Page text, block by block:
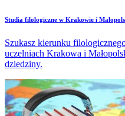
Studia filologiczne w Krakowie i
Szukasz kierunku
uczelniach Krakowa i
dziedziny.